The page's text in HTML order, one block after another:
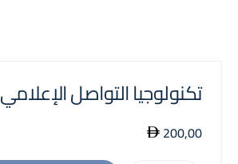
تكنولوجيا التواصل الإعلامي
200,00